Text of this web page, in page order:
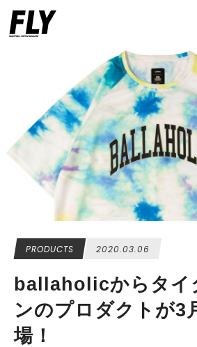
PRODUCTS 2020.03.06
ballaholicからタイ
ンのプロダクトが3
場！